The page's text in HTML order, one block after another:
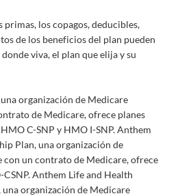
primas, los copagos, deducibles,
de los beneficios del plan pueden
viva, el plan que elija y su
organización de Medicare
de Medicare, ofrece planes
C-SNP y HMO I-SNP. Anthem
Plan, una organización de
con un contrato de Medicare, ofrece
Anthem Life and Health
una organización de Medicare